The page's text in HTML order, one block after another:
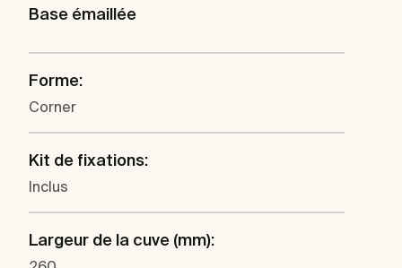
Base émaillée
Forme:
Corner
Kit de fixations:
Inclus
Largeur de la cuve (mm):